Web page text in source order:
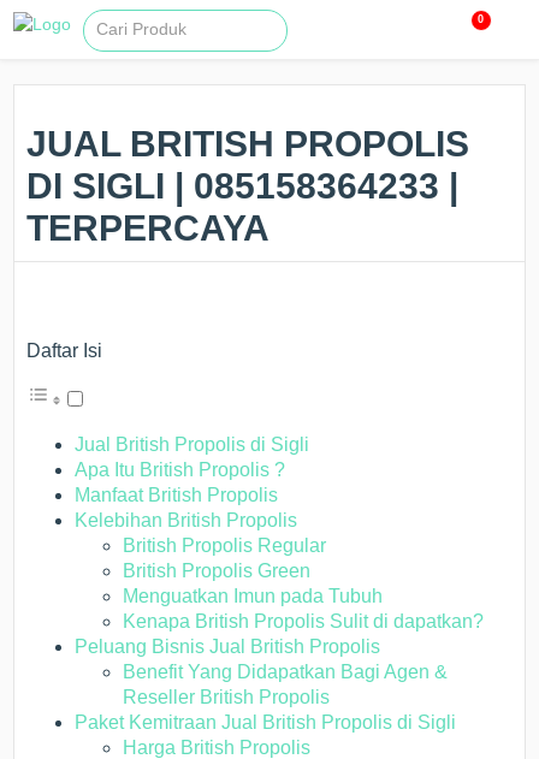
0
JUAL BRITISH PROPOLIS
DI SIGLI | 085158364233 |
TERPERCAYA
Daftar Isi
Jual British Propolis di Sigli
Apa Itu British Propolis ?
Manfaat British Propolis
Kelebihan British Propolis
British Propolis Regular
British Propolis Green
Menguatkan Imun pada Tubuh
Kenapa British Propolis Sulit di dapatkan?
Peluang Bisnis Jual British Propolis
Benefit Yang Didapatkan Bagi Agen &
Reseller British Propolis
Paket Kemitraan Jual British Propolis di Sigli
Harga British Propolis